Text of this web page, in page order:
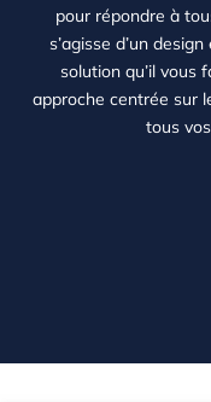
pour répondre à
s’agisse d’un
solution qu’il vous
approche centrée sur
tous